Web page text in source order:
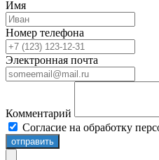
Имя
Номер телефона
Электронная почта
Комментарий
Согласие на обработку
отправить